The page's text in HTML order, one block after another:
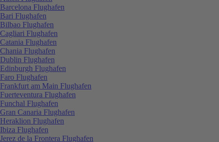
Barcelona Flughafen
Bari Flughafen
Bilbao Flughafen
Cagliari Flughafen
Catania Flughafen
Chania Flughafen
Dublin Flughafen
Edinburgh Flughafen
Faro Flughafen
Frankfurt am Main Flughafen
Fuerteventura Flughafen
Funchal Flughafen
Gran Canaria Flughafen
Heraklion Flughafen
Ibiza Flughafen
Jerez de la Frontera Flughafen